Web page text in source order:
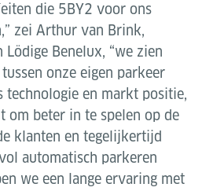
die 5BY2 voor ons
zei Arthur van Brink,
Lödige Benelux, “we zien
onze eigen parkeer
technologie en markt positie,
om beter in te spelen op de
klanten en tegelijkertijd
automatisch parkeren
we een lange ervaring met